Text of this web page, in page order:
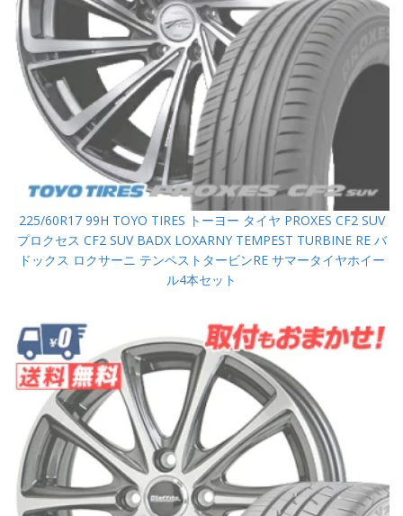
225/60R17 99H TOYO TIRES トーヨー タイヤ PROXES CF2 SUV
プロクセス CF2 SUV BADX LOXARNY TEMPEST TURBINE RE バ
ドックス ロクサーニ テンペストタービンRE サマータイヤホイー
ル4本セット